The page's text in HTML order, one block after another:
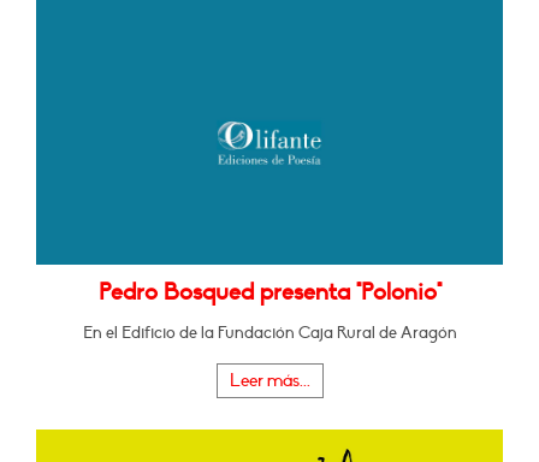
Pedro Bosqued presenta "Polonio"
En el Edificio de la Fundación Caja Rural de Aragón
Leer más...